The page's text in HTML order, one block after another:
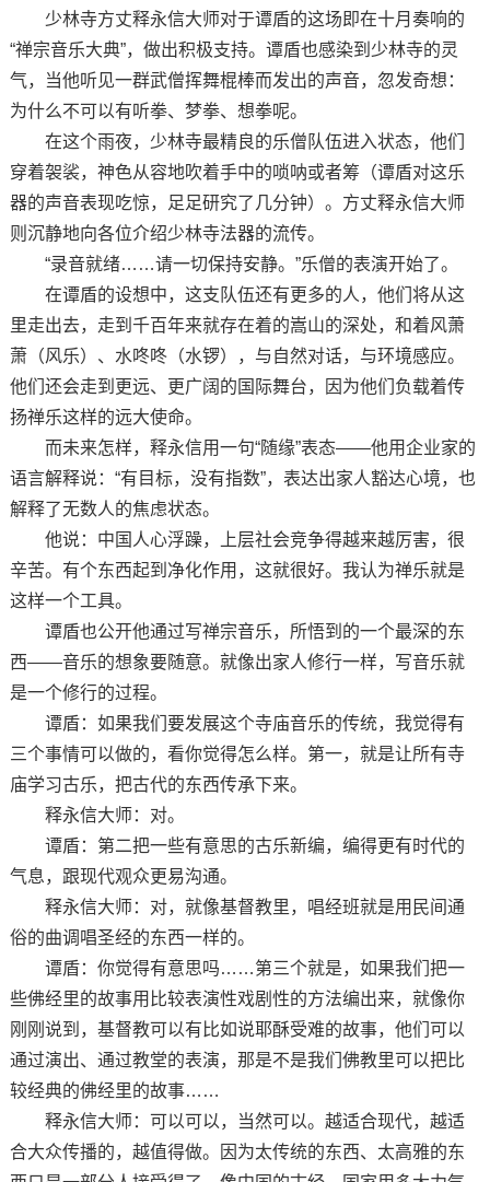
少林寺方丈释永信大师对于谭盾的这场即在十月奏响的
“禅宗音乐大典”，做出积极支持。谭盾也感染到少林寺的灵
气，当他听见一群武僧挥舞棍棒而发出的声音，忽发奇想：
为什么不可以有听拳、梦拳、想拳呢。
在这个雨夜，少林寺最精良的乐僧队伍进入状态，他们
穿着袈裟，神色从容地吹着手中的唢呐或者筹（谭盾对这乐
器的声音表现吃惊，足足研究了几分钟）。方丈释永信大师
则沉静地向各位介绍少林寺法器的流传。
“录音就绪……请一切保持安静。”乐僧的表演开始了。
在谭盾的设想中，这支队伍还有更多的人，他们将从这
里走出去，走到千百年来就存在着的嵩山的深处，和着风萧
萧（风乐）、水咚咚（水锣），与自然对话，与环境感应。
他们还会走到更远、更广阔的国际舞台，因为他们负载着传
扬禅乐这样的远大使命。
而未来怎样，释永信用一句“随缘”表态——他用企业家的
语言解释说：“有目标，没有指数”，表达出家人豁达心境，也
解释了无数人的焦虑状态。
他说：中国人心浮躁，上层社会竞争得越来越厉害，很
辛苦。有个东西起到净化作用，这就很好。我认为禅乐就是
这样一个工具。
谭盾也公开他通过写禅宗音乐，所悟到的一个最深的东
西——音乐的想象要随意。就像出家人修行一样，写音乐就
是一个修行的过程。
谭盾：如果我们要发展这个寺庙音乐的传统，我觉得有
三个事情可以做的，看你觉得怎么样。第一，就是让所有寺
庙学习古乐，把古代的东西传承下来。
释永信大师：对。
谭盾：第二把一些有意思的古乐新编，编得更有时代的
气息，跟现代观众更易沟通。
释永信大师：对，就像基督教里，唱经班就是用民间通
俗的曲调唱圣经的东西一样的。
谭盾：你觉得有意思吗……第三个就是，如果我们把一
些佛经里的故事用比较表演性戏剧性的方法编出来，就像你
刚刚说到，基督教可以有比如说耶酥受难的故事，他们可以
通过演出、通过教堂的表演，那是不是我们佛教里可以把比
较经典的佛经里的故事……
释永信大师：可以可以，当然可以。越适合现代，越适
合大众传播的，越值得做。因为太传统的东西、太高雅的东